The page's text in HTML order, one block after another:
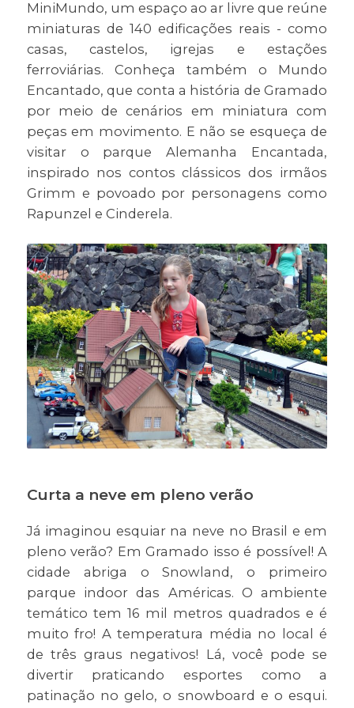
MiniMundo, um espaço ao ar livre que reúne
miniaturas de 140 edificações reais - como
casas, castelos, igrejas e estações
ferroviárias. Conheça também o Mundo
Encantado, que conta a história de Gramado
por meio de cenários em miniatura com
peças em movimento. E não se esqueça de
visitar o parque Alemanha Encantada,
inspirado nos contos clássicos dos irmãos
Grimm e povoado por personagens como
Rapunzel e Cinderela.
Curta a neve em pleno verão
Já imaginou esquiar na neve no Brasil e em
pleno verão? Em Gramado isso é possível! A
cidade abriga o Snowland, o primeiro
parque indoor das Américas. O ambiente
temático tem 16 mil metros quadrados e é
muito fro! A temperatura média no local é
de três graus negativos! Lá, você pode se
divertir praticando esportes como a
patinação no gelo, o snowboard e o esqui.